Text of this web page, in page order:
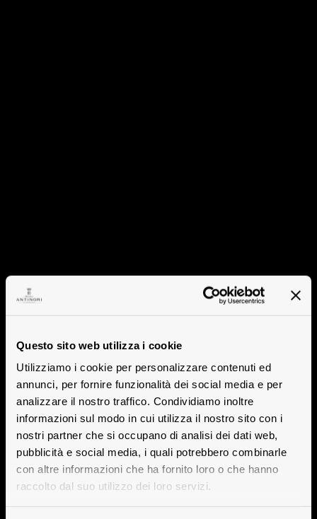
Questo sito web utilizza i cookie
Utilizziamo i cookie per personalizzare contenuti ed
annunci, per fornire funzionalità dei social media e per
analizzare il nostro traffico. Condividiamo inoltre
informazioni sul modo in cui utilizza il nostro sito con i
nostri partner che si occupano di analisi dei dati web,
pubblicità e social media, i quali potrebbero combinarle
con altre informazioni che ha fornito loro o che hanno
raccolto dal suo utilizzo dei loro servizi.